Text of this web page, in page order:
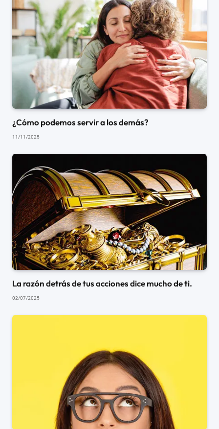
¿Cómo podemos servir a los demás?
11/11/2025
La razón detrás de tus acciones dice mucho de ti.
02/07/2025